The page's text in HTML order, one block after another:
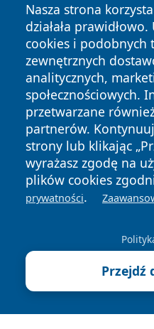
Nasza strona
działała
cookies i podobnych
zewnętrznych
analitycznych,
społecznościowych.
przetwarzane
partnerów.
strony lub klikając
wyrażasz zgodę na
plików cookies
prywatności.
Przejdź
Copyright © 2026
News Autorzy
Polityka